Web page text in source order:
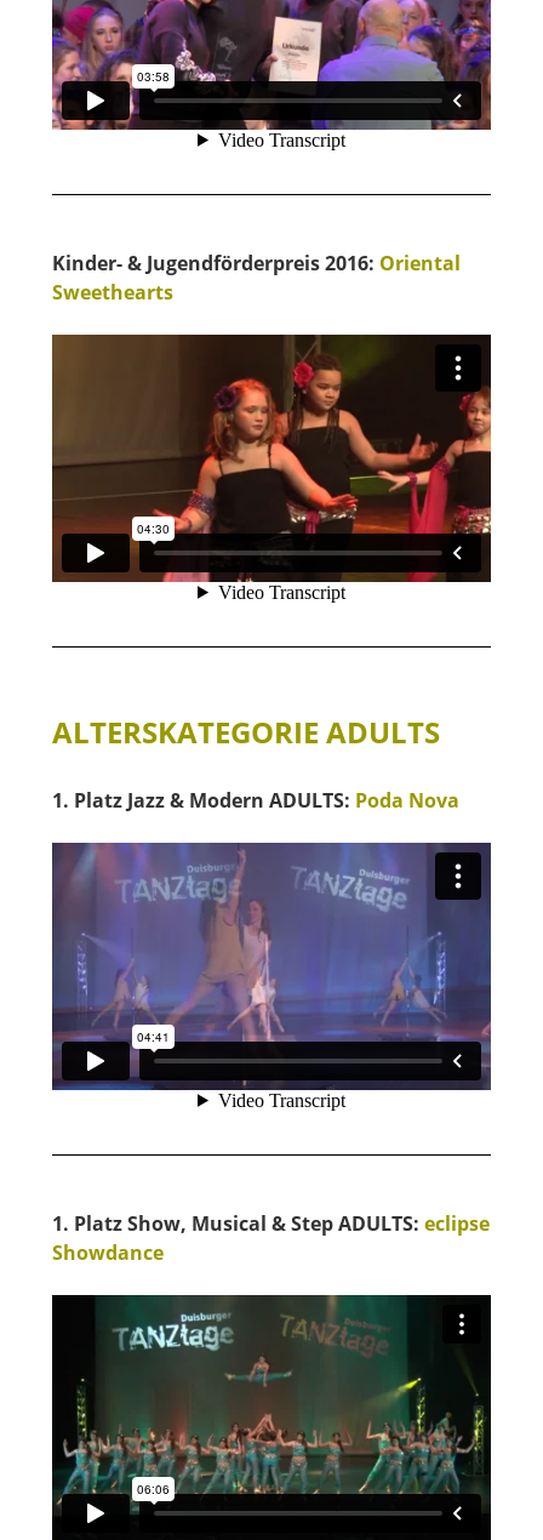
Kinder- & Jugendförderpreis 2016: Oriental
Sweethearts
ALTERSKATEGORIE ADULTS
1. Platz Jazz & Modern ADULTS: Poda Nova
1. Platz Show, Musical & Step ADULTS: eclipse
Showdance